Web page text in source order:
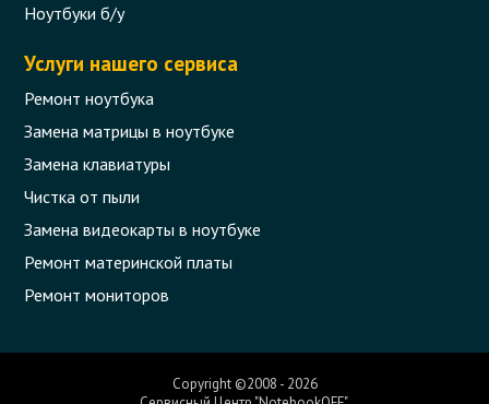
Крышка и рамка матрицы (COVER LCD)
для ноутбука Asus A52, K52, X52
Код товара - 10172
6 отзыва
Ноутбуки б/у
Услуги нашего сервиса
Ремонт ноутбука
Замена матрицы в ноутбуке
Замена клавиатуры
Чистка от пыли
Замена видеокарты в ноутбуке
Ремонт материнской платы
Ремонт мониторов
Copyright ©2008 - 2026